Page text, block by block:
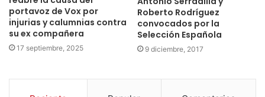
portavoz de Vox por
injurias y calumnias contra
su ex compañera
17 septiembre, 2025
Roberto Rodríguez
convocados por la
Selección Española
9 diciembre, 2017